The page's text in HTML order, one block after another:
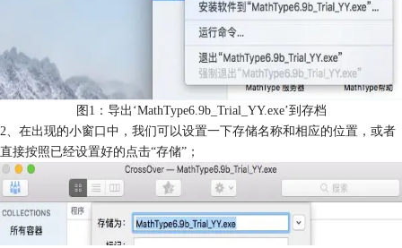
图1：导出‘MathType6.9b_Trial_YY.exe’到存档
2、在出现的小窗口中，我们可以设置一下存储名称和相应的位置，或者
直接按照已经设置好的点击“存储”；